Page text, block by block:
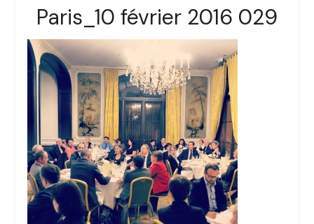
Paris_10 février 2016 029